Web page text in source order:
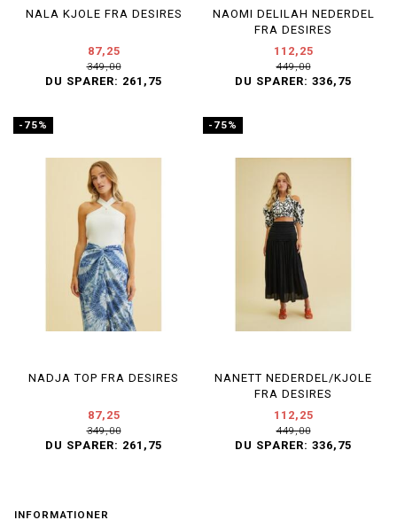
NALA KJOLE FRA DESIRES
87,25
349,00
DU SPARER: 261,75
NAOMI DELILAH NEDERDEL
FRA DESIRES
112,25
449,00
DU SPARER: 336,75
-75%
NADJA TOP FRA DESIRES
87,25
349,00
DU SPARER: 261,75
-75%
NANETT NEDERDEL/KJOLE
FRA DESIRES
112,25
449,00
DU SPARER: 336,75
INFORMATIONER